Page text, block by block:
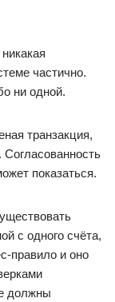
частично.
ни одной.
транзакция,
показаться.
с одного счёта,
правило и оно
должны